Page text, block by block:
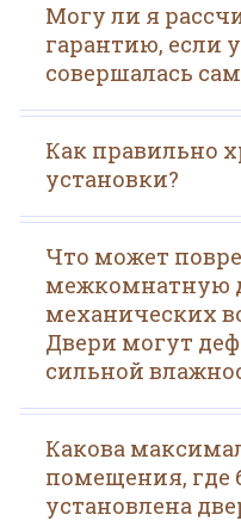
Могу ли я
гарантию, если
совершалась
Как правильно
установки?
Что может
межкомнатную
механических
Двери могут
сильной
Какова
помещения, где
установлена